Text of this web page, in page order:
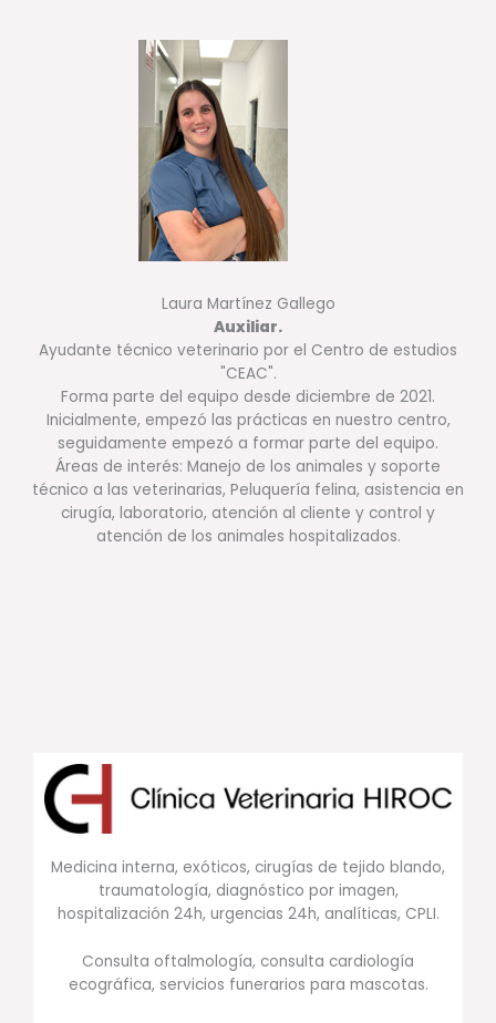
Laura Martínez Gallego
Auxiliar.
Ayudante técnico veterinario por el Centro de estudios
"CEAC".
Forma parte del equipo desde diciembre de 2021.
Inicialmente, empezó las prácticas en nuestro centro,
seguidamente empezó a formar parte del equipo.
Áreas de interés: Manejo de los animales y soporte
técnico a las veterinarias, Peluquería felina, asistencia en
cirugía, laboratorio, atención al cliente y control y
atención de los animales hospitalizados.
Medicina interna, exóticos, cirugías de tejido blando,
traumatología, diagnóstico por imagen,
hospitalización 24h, urgencias 24h, analíticas, CPLI.
Consulta oftalmología, consulta cardiología
ecográfica, servicios funerarios para mascotas.